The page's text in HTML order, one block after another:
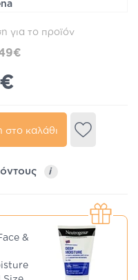
για το προϊόν
στο καλάθι
i
&